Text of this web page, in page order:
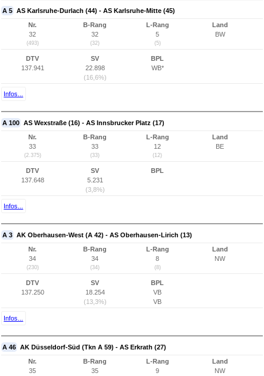
A 5 AS Karlsruhe-Durlach (44) - AS Karlsruhe-Mitte (45)
Nr.
32
(493)
B-Rang
32
(32)
L-Rang
5
(5)
Land
BW
DTV
137.941
SV
22.898
(16,6%)
BPL
WB*
Infos...
A 100 AS Wexstraße (16) - AS Innsbrucker Platz (17)
Nr.
33
(2.375)
B-Rang
33
(33)
L-Rang
12
(12)
Land
BE
DTV
137.648
SV
5.231
(3,8%)
BPL
Infos...
A 3 AK Oberhausen-West (A 42) - AS Oberhausen-Lirich (13)
Nr.
34
(230)
B-Rang
34
(34)
L-Rang
8
(8)
Land
NW
DTV
137.250
SV
18.254
(13,3%)
BPL
VB
VB
Infos...
A 46 AK Düsseldorf-Süd (Tkn A 59) - AS Erkrath (27)
Nr.
35
B-Rang
35
L-Rang
9
Land
NW